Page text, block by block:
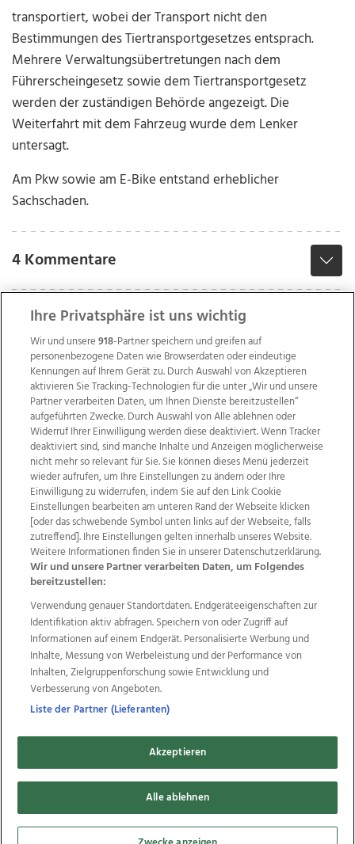
transportiert, wobei der Transport nicht den
Bestimmungen des Tiertransportgesetzes entsprach.
Mehrere Verwaltungsübertretungen nach dem
Führerscheingesetz sowie dem Tiertransportgesetz
werden der zuständigen Behörde angezeigt. Die
Weiterfahrt mit dem Fahrzeug wurde dem Lenker
untersagt.
Am Pkw sowie am E-Bike entstand erheblicher
Sachschaden.
4 Kommentare
Wir über uns Mediadaten Kontakt
Jobs
Datenschutz
Impressum
AGB Anzeigekunden
AGB Website
Ehrenkodex Politische Werbung
Weitere Angebote des Medienhauses Wimmer
TV1 di-mog-i.at OÖNow
Ischler Woche
Life Radio
OÖNachrichten
OÖN Immobilien
OÖN Karriere
OÖN Reise
Promenaden Galerien
Regionaljobs
wasistlos.at wirtrauern.at
Copyrights © 2026 Tips Zeitungs GmbH & Co KG
developed by
Ihre Privatsphäre ist uns wichtig
Wir und unsere918-Partner speichern und greifen auf
personenbezogene Daten wie Browserdaten oder eindeutige
Kennungen auf Ihrem Gerät zu. Durch Auswahl von Akzeptieren
aktivieren Sie Tracking-Technologien für die unter „Wir und unsere
Partner verarbeiten Daten, um Ihnen Dienste bereitzustellen“
aufgeführten Zwecke. Durch Auswahl von Alle ablehnen oder
Widerruf Ihrer Einwilligung werden diese deaktiviert. Wenn Tracker
deaktiviert sind, sind manche Inhalte und Anzeigen möglicherweise
nicht mehr so relevant für Sie. Sie können dieses Menü jederzeit
wieder aufrufen, um Ihre Einstellungen zu ändern oder Ihre
Einwilligung zu widerrufen, indem Sie auf den Link Cookie
Einstellungen bearbeiten am unteren Rand der Webseite klicken
[oder das schwebende Symbol unten links auf der Webseite, falls
zutreffend]. Ihre Einstellungen gelten innerhalb unseres Website.
Weitere Informationen finden Sie in unserer Datenschutzerklärung.
Wir und unsere Partner verarbeiten Daten, um Folgendes
bereitzustellen:
Verwendung genauer Standortdaten. Endgeräteeigenschaften zur
Identifikation aktiv abfragen. Speichern von oder Zugriff auf
Informationen auf einem Endgerät. Personalisierte Werbung und
Inhalte, Messung von Werbeleistung und der Performance von
Inhalten, Zielgruppenforschung sowie Entwicklung und
Verbesserung von Angeboten.
Liste der Partner (Lieferanten)
Akzeptieren
Alle ablehnen